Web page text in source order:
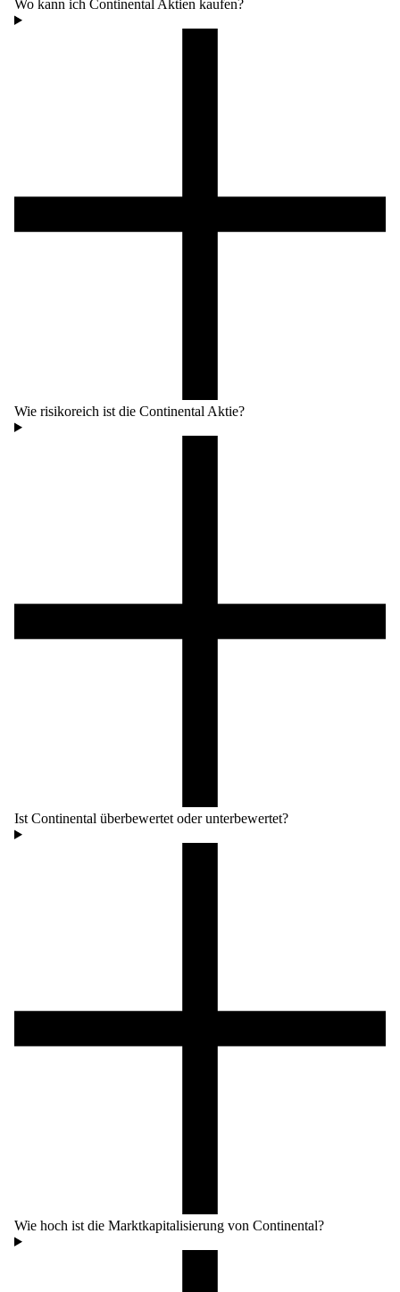
Wo kann ich Continental Aktien kaufen?
Wie risikoreich ist die Continental Aktie?
Ist Continental überbewertet oder unterbewertet?
Wie hoch ist die Marktkapitalisierung von Continental?